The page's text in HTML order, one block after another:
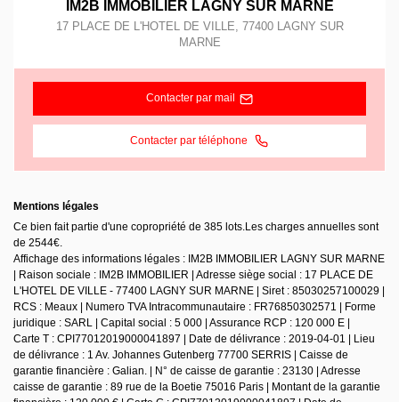
IM2B IMMOBILIER LAGNY SUR MARNE
17 PLACE DE L'HOTEL DE VILLE, 77400 LAGNY SUR
MARNE
Contacter par mail
Contacter par téléphone
Mentions légales
Ce bien fait partie d'une copropriété de 385 lots.Les charges annuelles sont
de 2544€.
Affichage des informations légales : IM2B IMMOBILIER LAGNY SUR MARNE
| Raison sociale : IM2B IMMOBILIER | Adresse siège social : 17 PLACE DE
L'HOTEL DE VILLE - 77400 LAGNY SUR MARNE | Siret : 85030257100029 |
RCS : Meaux | Numero TVA Intracommunautaire : FR76850302571 | Forme
juridique : SARL | Capital social : 5 000 | Assurance RCP : 120 000 E |
Carte T : CPI77012019000041897 | Date de délivrance : 2019-04-01 | Lieu
de délivrance : 1 Av. Johannes Gutenberg 77700 SERRIS | Caisse de
garantie financière : Galian. | N° de caisse de garantie : 23130 | Adresse
caisse de garantie : 89 rue de la Boetie 75016 Paris | Montant de la garantie